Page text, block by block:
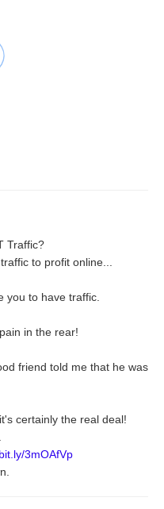
Traffic?
to profit online...
you to have traffic.
in the rear!
friend told me that he was
certainly the real deal!
3mOAfVp